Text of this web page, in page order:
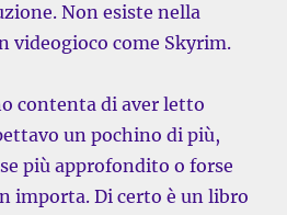
Non esiste nella
videogioco come Skyrim.
contenta di aver letto
un pochino di più,
più approfondito o forse
importa. Di certo è un libro